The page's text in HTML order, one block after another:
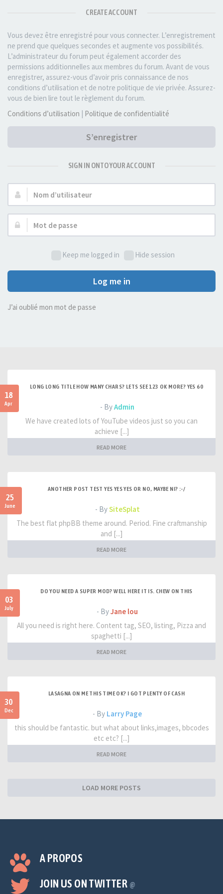
CREATE ACCOUNT
Vous devez être enregistré pour vous connecter. L’enregistrement
ne prend que quelques secondes et augmente vos possibilités.
L’administrateur du forum peut également accorder des
permissions additionnelles aux membres du forum. Avant de vous
enregistrer, assurez-vous d’avoir pris connaissance de nos
conditions d’utilisation et de notre politique de vie privée. Assurez-
vous de bien lire tout le règlement du forum.
Conditions d’utilisation | Politique de confidentialité
S’enregistrer
SIGN IN ONTO YOUR ACCOUNT
Nom
d’utilisateur :
Mot
de
Keep me logged in
Hide session
Log me in
J’ai oublié mon mot de passe
18
Apr
LONG LONG TITLE HOW MANY CHARS? LETS SEE 123 OK MORE? YES 60
- ByAdmin
We have created lots of YouTube videos just so you can
achieve [...]
READ MORE
25
June
ANOTHER POST TEST YES YES YES OR NO, MAYBE NI? :-/
- BySiteSplat
The best flat phpBB theme around. Period. Fine craftmanship
and [...]
READ MORE
03
July
DO YOU NEED A SUPER MOD? WELL HERE IT IS. CHEW ON THIS
- ByJane lou
All you need is right here. Content tag, SEO, listing, Pizza and
spaghetti [...]
READ MORE
30
Dec
LASAGNA ON ME THIS TIME OK? I GOT PLENTY OF CASH
- By Larry Page
this should be fantastic. but what about links,images, bbcodes
etc etc? [...]
READ MORE
LOAD MORE POSTS
A PROPOS
JOIN US ON TWITTER @